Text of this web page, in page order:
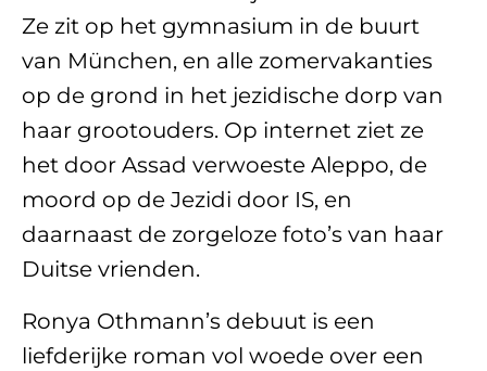
Ze zit op het gymnasium in de buurt
van München, en alle zomervakanties
op de grond in het jezidische dorp van
haar grootouders. Op internet ziet ze
het door Assad verwoeste Aleppo, de
moord op de Jezidi door IS, en
daarnaast de zorgeloze foto’s van haar
Duitse vrienden.
Ronya Othmann’s debuut is een
liefderijke roman vol woede over een